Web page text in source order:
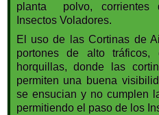
planta polvo, corrientes
Insectos Voladores.
El uso de las Cortinas de
portones de alto tráficos,
horquillas, donde las
permiten una buena
se ensucian y no cumplen
permitiendo el paso de los